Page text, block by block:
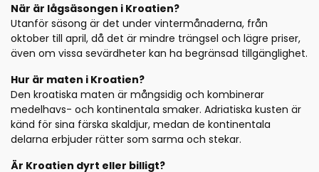
När är lågsäsongen i Kroatien?
Utanför säsong är det under vintermånaderna, från
oktober till april, då det är mindre trängsel och lägre priser,
även om vissa sevärdheter kan ha begränsad tillgänglighet.
Hur är maten i Kroatien?
Den kroatiska maten är mångsidig och kombinerar
medelhavs- och kontinentala smaker. Adriatiska kusten är
känd för sina färska skaldjur, medan de kontinentala
delarna erbjuder rätter som sarma och stekar.
Är Kroatien dyrt eller billigt?